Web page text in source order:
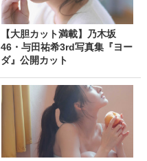
【大胆カット満載】乃木坂
46・与田祐希3rd写真集『ヨー
ダ』公開カット